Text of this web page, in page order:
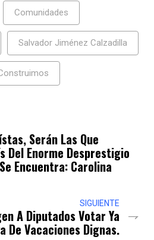
Comunidades
Salvador Jiménez Calzadilla
Serán Las Que
Del Enorme Desprestigio
Encuentra: Carolina
SIGUIENTE
A Diputados Votar Ya
De Vacaciones Dignas.